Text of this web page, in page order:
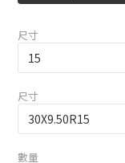
尺寸
尺寸
數量